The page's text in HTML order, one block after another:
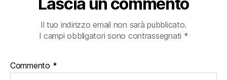
Il tuo indirizzo email non sarà pubblicato.
I campi obbligatori sono contrassegnati *
Commento *